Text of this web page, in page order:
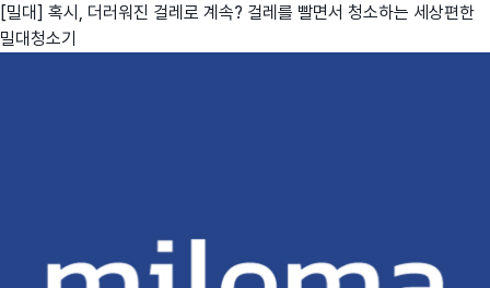
[밀대] 혹시, 더러워진 걸레로 계속? 걸레를 빨면서 청소하는 세상편한
밀대청소기